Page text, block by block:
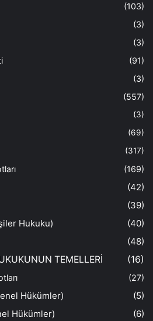
(103)
(3)
(3)
(91)
(3)
(557)
(3)
(69)
(317)
(169)
(42)
(39)
Hukuku)
(40)
(48)
TEMELLERİ
(16)
(27)
Hükümler)
(5)
Hükümler)
(6)